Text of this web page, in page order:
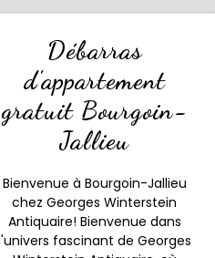
Débarras
d'appartement
gratuit Bourgoin-
Jallieu
Bienvenue à Bourgoin-Jallieu
chez Georges Winterstein
Antiquaire! Bienvenue dans
fascinant de Georges